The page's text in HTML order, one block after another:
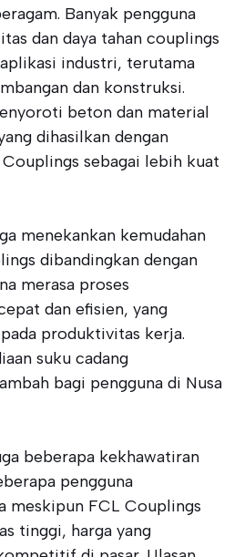
Banyak pengguna
dan daya tahan couplings
industri, terutama
dan konstruksi.
beton dan material
dihasilkan dengan
sebagai lebih kuat
menekankan kemudahan
dibandingkan dengan
merasa proses
dan efisien, yang
produktivitas kerja.
suku cadang
bagi pengguna di Nusa
beberapa kekhawatiran
pengguna
meskipun FCL Couplings
tinggi, harga yang